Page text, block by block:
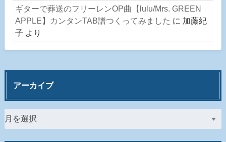
ギターで葬送のフリーレンOP曲【lulu/Mrs. GREEN
APPLE】カンタンTAB譜つくってみました に 加藤紀
子 より
アーカイブ